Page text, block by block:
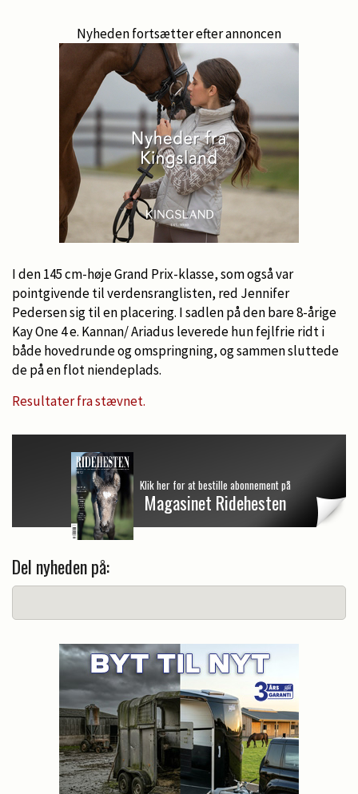
Nyheden fortsætter efter annoncen
I den 145 cm-høje Grand Prix-klasse, som også var
pointgivende til verdensranglisten, red Jennifer
Pedersen sig til en placering. I sadlen på den bare 8-årige
Kay One 4 e. Kannan/ Ariadus leverede hun fejlfrie ridt i
både hovedrunde og omspringning, og sammen sluttede
de på en flot niendeplads.
Resultater fra stævnet.
Klik her for at bestille abonnement på
Magasinet Ridehesten
Del nyheden på: